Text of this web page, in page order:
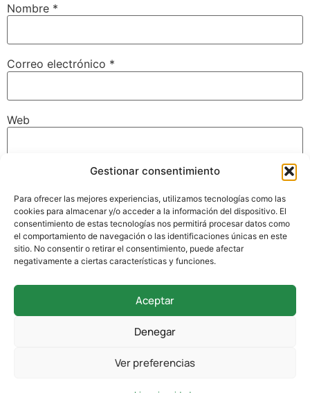
Gestionar consentimiento
Para ofrecer las mejores experiencias, utilizamos tecnologías como las
cookies para almacenar y/o acceder a la información del dispositivo. El
consentimiento de estas tecnologías nos permitirá procesar datos como
el comportamiento de navegación o las identificaciones únicas en este
sitio. No consentir o retirar el consentimiento, puede afectar
negativamente a ciertas características y funciones.
Aceptar
Denegar
Ver preferencias
Nombre *
Correo electrónico *
Web
navegador para la próxima vez que comente.
La Llanilla, 102, 39012 Santander, Cantabria